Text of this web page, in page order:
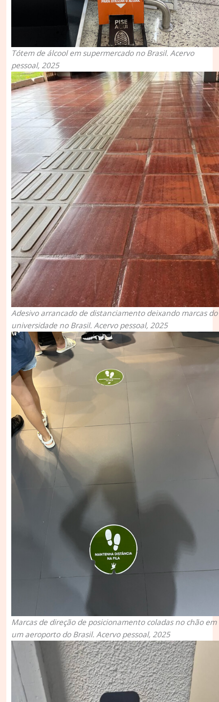
Tótem de álcool em supermercado no Brasil. Acervo
pessoal, 2025
Adesivo arrancado de distanciamento deixando marcas
universidade no Brasil. Acervo pessoal, 2025
Marcas de direção de posicionamento coladas no chão em
um aeroporto do Brasil. Acervo pessoal, 2025